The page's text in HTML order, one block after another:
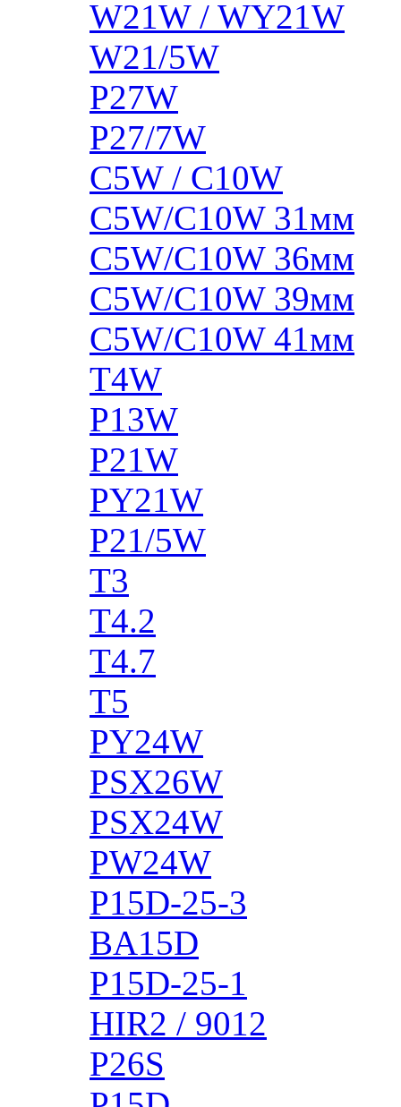
W21W / WY21W
W21/5W
P27W
P27/7W
C5W / C10W
C5W/C10W 31мм
C5W/C10W 36мм
C5W/C10W 39мм
C5W/C10W 41мм
T4W
P13W
P21W
PY21W
P21/5W
T3
T4.2
T4.7
T5
PY24W
PSX26W
PSX24W
PW24W
P15D-25-3
BA15D
P15D-25-1
HIR2 / 9012
P26S